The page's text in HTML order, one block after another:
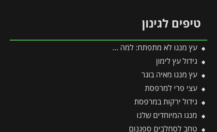
טיפים לגינון
עץ מנגו לא מתפתח: למה העץ שלכם לא גדל ואיך משחררים אותו?
גידול עץ לימון
עץ מנגו מאיה בוגר
עצי פרי למרפסת
גידול ירקות במרפסת
מנגו המיוחדים שלנו
טחב לסחלבים ספגנום